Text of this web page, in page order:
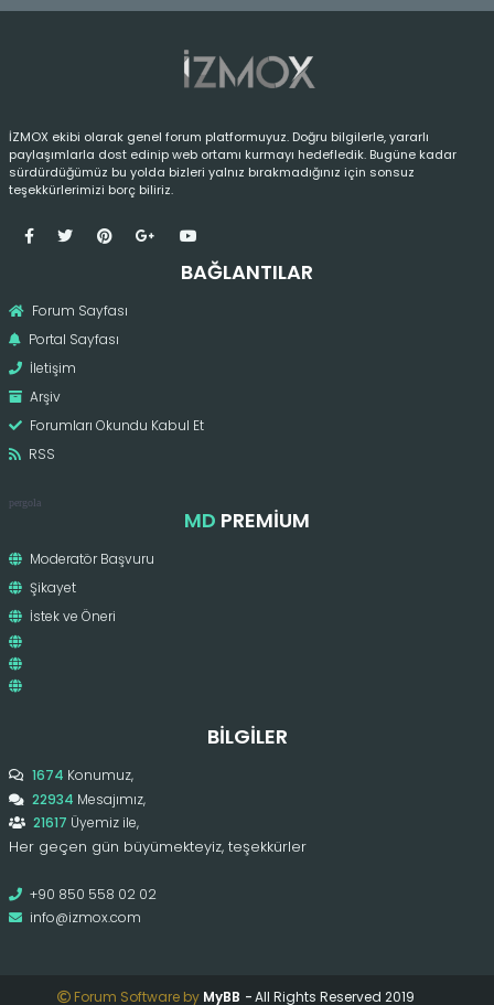
İZMOX ekibi olarak genel forum platformuyuz. Doğru bilgilerle, yararlı
paylaşımlarla dost edinip web ortamı kurmayı hedefledik. Bugüne kadar
sürdürdüğümüz bu yolda bizleri yalnız bırakmadığınız için sonsuz
teşekkürlerimizi borç biliriz.
BAĞLANTILAR
Forum Sayfası
Portal Sayfası
İletişim
Arşiv
Forumları Okundu Kabul Et
RSS
pergola
MD PREMIUM
Moderatör Başvuru
Şikayet
İstek ve Öneri
BILGILER
1674 Konumuz,
22934 Mesajımız,
21617 Üyemiz ile,
Her geçen gün büyümekteyiz, teşekkürler
+90 850 558 02 02
info@izmox.com
Forum Software by MyBB -All Rights Reserved 2019